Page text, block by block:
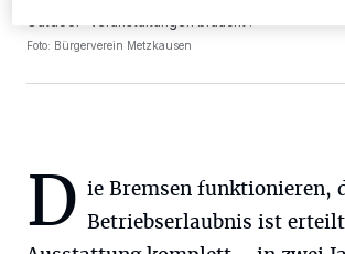
Outdoor-Veranstaltungen braucht .
Foto: Bürgerverein Metzkausen
D ie Bremsen funktionieren,
Betriebserlaubnis ist